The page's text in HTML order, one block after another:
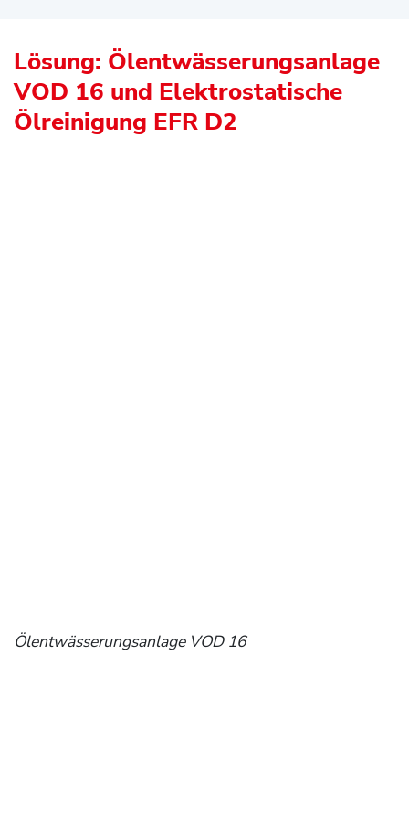
Lösung: Ölentwässerungsanlage
VOD 16 und Elektrostatische
Ölreinigung EFR D2
Ölentwässerungsanlage VOD 16